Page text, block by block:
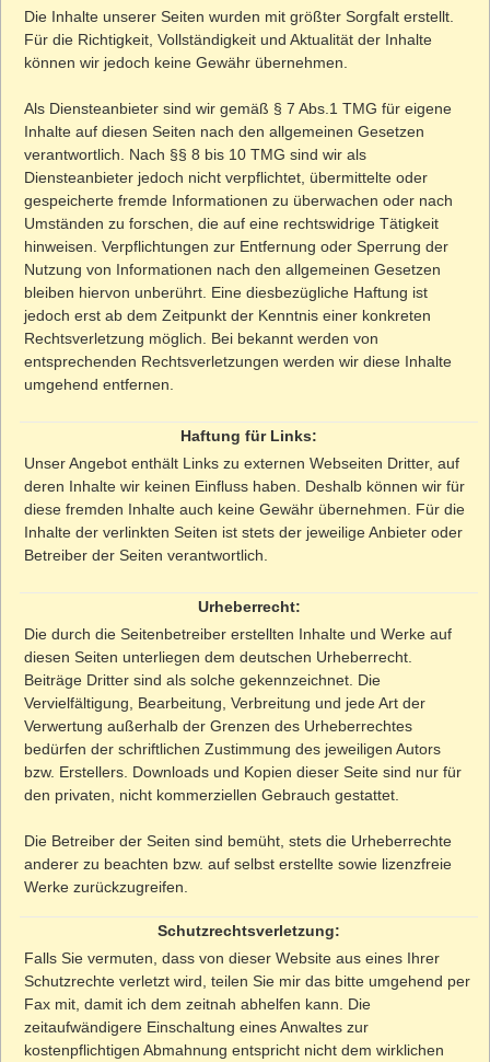
Schimmel nach Wasserschaden
Schimmel im Keller
Aktuelles zu Schimmel
Schimmel-Hotline
Schimmel-Report
Kontakt
Impressum
Datenschutz
Die Inhalte unserer Seiten wurden mit größter Sorgfalt erstellt.
Für die Richtigkeit, Vollständigkeit und Aktualität der Inhalte
können wir jedoch keine Gewähr übernehmen.
Als Diensteanbieter sind wir gemäß § 7 Abs.1 TMG für eigene
Inhalte auf diesen Seiten nach den allgemeinen Gesetzen
verantwortlich. Nach §§ 8 bis 10 TMG sind wir als
Diensteanbieter jedoch nicht verpflichtet, übermittelte oder
gespeicherte fremde Informationen zu überwachen oder nach
Umständen zu forschen, die auf eine rechtswidrige Tätigkeit
hinweisen. Verpflichtungen zur Entfernung oder Sperrung der
Nutzung von Informationen nach den allgemeinen Gesetzen
bleiben hiervon unberührt. Eine diesbezügliche Haftung ist
jedoch erst ab dem Zeitpunkt der Kenntnis einer konkreten
Rechtsverletzung möglich. Bei bekannt werden von
entsprechenden Rechtsverletzungen werden wir diese Inhalte
umgehend entfernen.
Haftung für Links:
Unser Angebot enthält Links zu externen Webseiten Dritter, auf
deren Inhalte wir keinen Einfluss haben. Deshalb können wir für
diese fremden Inhalte auch keine Gewähr übernehmen. Für die
Inhalte der verlinkten Seiten ist stets der jeweilige Anbieter oder
Betreiber der Seiten verantwortlich.
Urheberrecht:
Die durch die Seitenbetreiber erstellten Inhalte und Werke auf
diesen Seiten unterliegen dem deutschen Urheberrecht.
Beiträge Dritter sind als solche gekennzeichnet. Die
Vervielfältigung, Bearbeitung, Verbreitung und jede Art der
Verwertung außerhalb der Grenzen des Urheberrechtes
bedürfen der schriftlichen Zustimmung des jeweiligen Autors
bzw. Erstellers. Downloads und Kopien dieser Seite sind nur für
den privaten, nicht kommerziellen Gebrauch gestattet.
Die Betreiber der Seiten sind bemüht, stets die Urheberrechte
anderer zu beachten bzw. auf selbst erstellte sowie lizenzfreie
Werke zurückzugreifen.
Schutzrechtsverletzung:
Falls Sie vermuten, dass von dieser Website aus eines Ihrer
Schutzrechte verletzt wird, teilen Sie mir das bitte umgehend per
Fax mit, damit ich dem zeitnah abhelfen kann. Die
zeitaufwändigere Einschaltung eines Anwaltes zur
kostenpflichtigen Abmahnung entspricht nicht dem wirklichen